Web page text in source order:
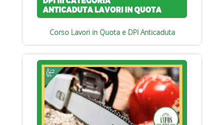
Corso Lavori in Quota e DPI Anticaduta